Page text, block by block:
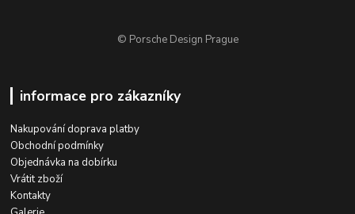
© Porsche Design Prague
informace pro zákazníky
Nakupování doprava platby
Obchodní podmínky
Objednávka na dobírku
Vrátit zboží
Kontakty